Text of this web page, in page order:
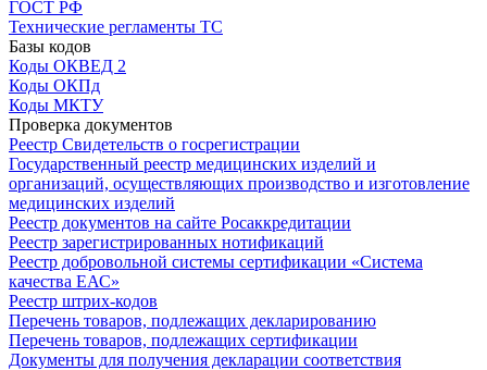
ГОСТ РФ
Технические регламенты ТС
Базы кодов
Коды ОКВЕД 2
Коды ОКПд
Коды МКТУ
Проверка документов
Реестр Свидетельств о госрегистрации
Государственный реестр медицинских изделий и
организаций, осуществляющих производство и изготовление
медицинских изделий
Реестр документов на сайте Росаккредитации
Реестр зарегистрированных нотификаций
Реестр добровольной системы сертификации «Система
качества ЕАС»
Реестр штрих-кодов
Перечень товаров, подлежащих декларированию
Перечень товаров, подлежащих сертификации
Документы для получения декларации соответствия